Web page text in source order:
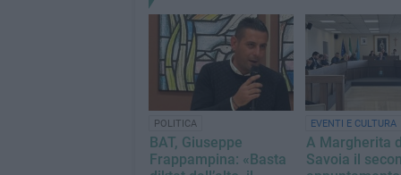
POLITICA
BAT, Giuseppe
Frappampina: «Basta
EVENTI E CULTURA
A Margherita
Savoia il